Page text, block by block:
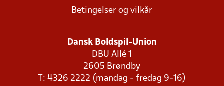
Betingelser og vilkår
Dansk Boldspil-Union
DBU Allé 1
2605 Brøndby
T: 4326 2222 (mandag - fredag 9-16)